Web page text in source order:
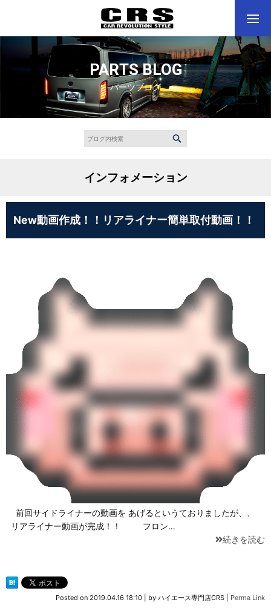
PARTS BLOG
パーツブログ
インフォメーション
New動画作成！！リアライナー簡単取付動画！！
前回サイドライナーの動画を あげるというておりましたが、、
リアライナー動画が完成！！ フロン…
続きを読む
Posted on 2019.04.16 18:10 by ハイエース専門店CRS Perma Link